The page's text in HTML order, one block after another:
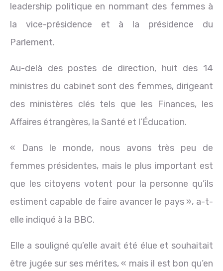
leadership politique en nommant des femmes à
la vice-présidence et à la présidence du
Parlement.
Au-delà des postes de direction, huit des 14
ministres du cabinet sont des femmes, dirigeant
des ministères clés tels que les Finances, les
Affaires étrangères, la Santé et l’Éducation.
« Dans le monde, nous avons très peu de
femmes présidentes, mais le plus important est
que les citoyens votent pour la personne qu’ils
estiment capable de faire avancer le pays », a-t-
elle indiqué à la BBC.
Elle a souligné qu’elle avait été élue et souhaitait
être jugée sur ses mérites, « mais il est bon qu’en